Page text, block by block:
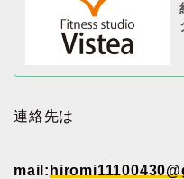
連絡先は
mail: